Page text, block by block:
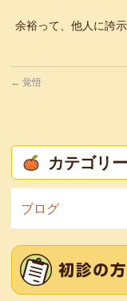
余裕って、他人に誇
← 覚悟
カテゴリー
ブログ